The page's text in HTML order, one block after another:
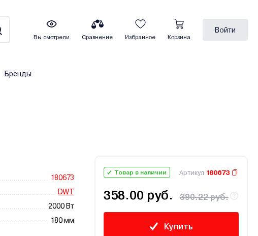
Вы смотрели Сравнение Избранное Корзина
Войти
Бренды
180673
DWT
2000 Вт
180 мм
Товар в наличии Артикул 180673
358.00 руб. 390.22 руб.
Купить